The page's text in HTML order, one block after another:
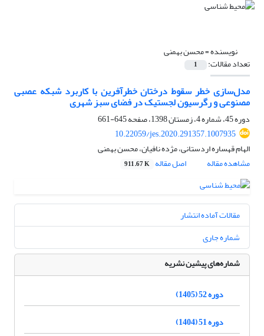
نویسنده =محسن بهمنی
تعداد مقالات: 1
مدل‌سازی خطر سقوط درختان خطرآفرین با کاربرد شبکه عصبی
مصنوعی و رگرسیون لجستیک در فضای سبز شهری
دوره 45، شماره 4، زمستان 1398، صفحه
645-661
10.22059/jes.2020.291357.1007935
الهام قهساره اردستانی، مژده نافیان، محسن بهمنی
مشاهده مقاله
اصل مقاله 911.67 K
مقالات آماده انتشار
شماره جاری
شماره‌های پیشین نشریه
دوره 52 (1405)
دوره 51 (1404)